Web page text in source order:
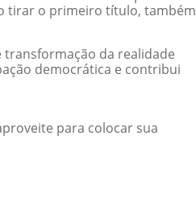
tirar o primeiro título, também
transformação da realidade
democrática e contribui
para colocar sua